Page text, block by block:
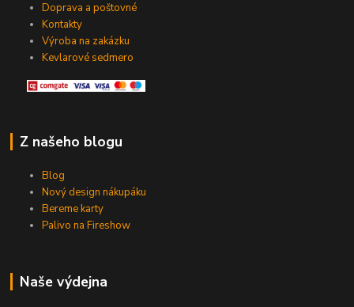
Doprava a poštovné
Kontakty
Výroba na zakázku
Kevlarové sedmero
Z našeho blogu
Blog
Nový design nákupáku
Bereme karty
Palivo na Fireshow
Naše výdejna